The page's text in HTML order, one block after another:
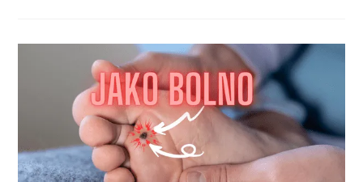
EFIKASNO
RJEŠENJE
U
2026
GODINI